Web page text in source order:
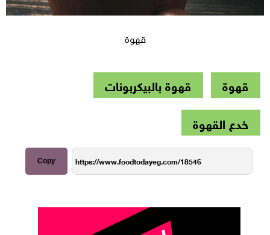
قهوة
قهوة
قهوة بالبيكربونات
خدع القهوة
Copy